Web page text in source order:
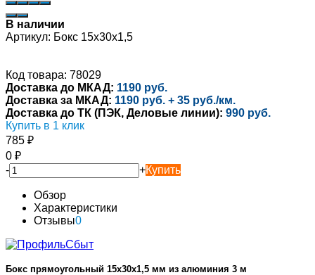
В наличии
Артикул: Бокс 15х30х1,5
Код товара: 78029
Доставка до МКАД: 1190 руб.
Доставка за МКАД: 1190 руб. + 35 руб./км.
Доставка до ТК (ПЭК, Деловые линии): 990 руб.
Купить в 1 клик
785 ₽
0 ₽
-
+Купить
Обзор
Характеристики
Отзывы0
Бокс прямоугольный 15х30х1,5 мм из алюминия 3 м